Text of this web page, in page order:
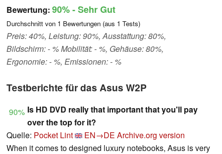
Bewertung: 90%- Sehr Gut
Durchschnitt von 1 Bewertungen (aus 1 Tests)
Preis: 40%, Leistung: 90%, Ausstattung: 80%,
Bildschirm: - % Mobilität: - %, Gehäuse: 80%,
Ergonomie: - %, Emissionen: - %
Testberichte für das Asus W2P
90% Is HD DVD really that important that you'll pay
over the top for it?
Quelle: Pocket Lint EN→DE Archive.org version
When it comes to designed luxury notebooks, Asus is very